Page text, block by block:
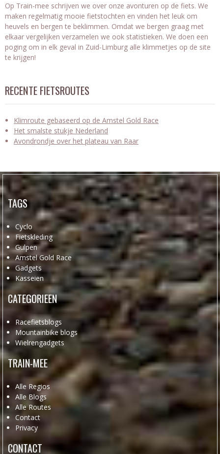
Op Train-mee schrijven we over onze avonturen op de fiets. We
maken regelmatig mooie fietstochten en vinden het leuk om
heuvels en bergen te beklimmen. Omdat we bergen graag met
elkaar vergelijken verzamelen we ook statistieken. We doen een
poging om in elk geval in Zuid-Limburg alle klimmetjes op de site
te krijgen!
RECENTE FIETSROUTES
Klimroute gebaseerd op de Amstel Gold Race
Het smalste stukje Nederland
Avondrondje over het plateau van Raar
TAGS
Cyclo
Fietskleding
Gulpen
Amstel Gold Race
Gadgets
Kasseien
CATEGORIEEN
Racefietsblogs
Mountainbike blogs
Wielrengadgets
TRAIN-MEE
Alle Regios
Alle Blogs
Alle Routes
Contact
Privacy
CONTACT